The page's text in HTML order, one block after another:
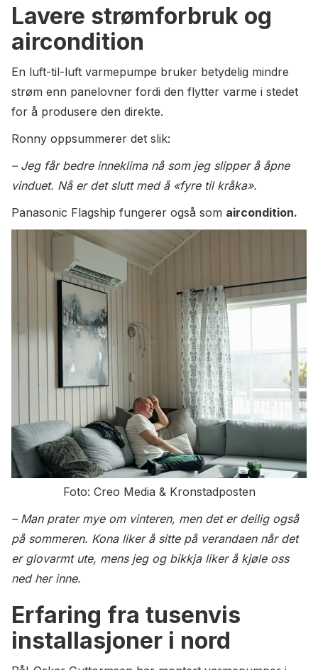
Lavere strømforbruk og
aircondition
En luft-til-luft varmepumpe bruker betydelig mindre
strøm enn panelovner fordi den flytter varme i stedet
for å produsere den direkte.
Ronny oppsummerer det slik:
– Jeg får bedre inneklima nå som jeg slipper å åpne
vinduet. Nå er det slutt med å «fyre til kråka».
Panasonic Flagship fungerer også som aircondition.
Foto: Creo Media & Kronstadposten
– Man prater mye om vinteren, men det er deilig også
på sommeren. Kona liker å sitte på verandaen når det
er glovarmt ute, mens jeg og bikkja liker å kjøle oss
ned her inne.
Erfaring fra tusenvis
installasjoner i nord